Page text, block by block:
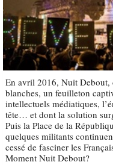
En avril 2016, Nuit Debout,
blanches, un feuilleton
intellectuels médiatiques,
tête… et dont la solution
Puis la Place de la
quelques militants
cessé de fasciner les
Moment Nuit Debout?